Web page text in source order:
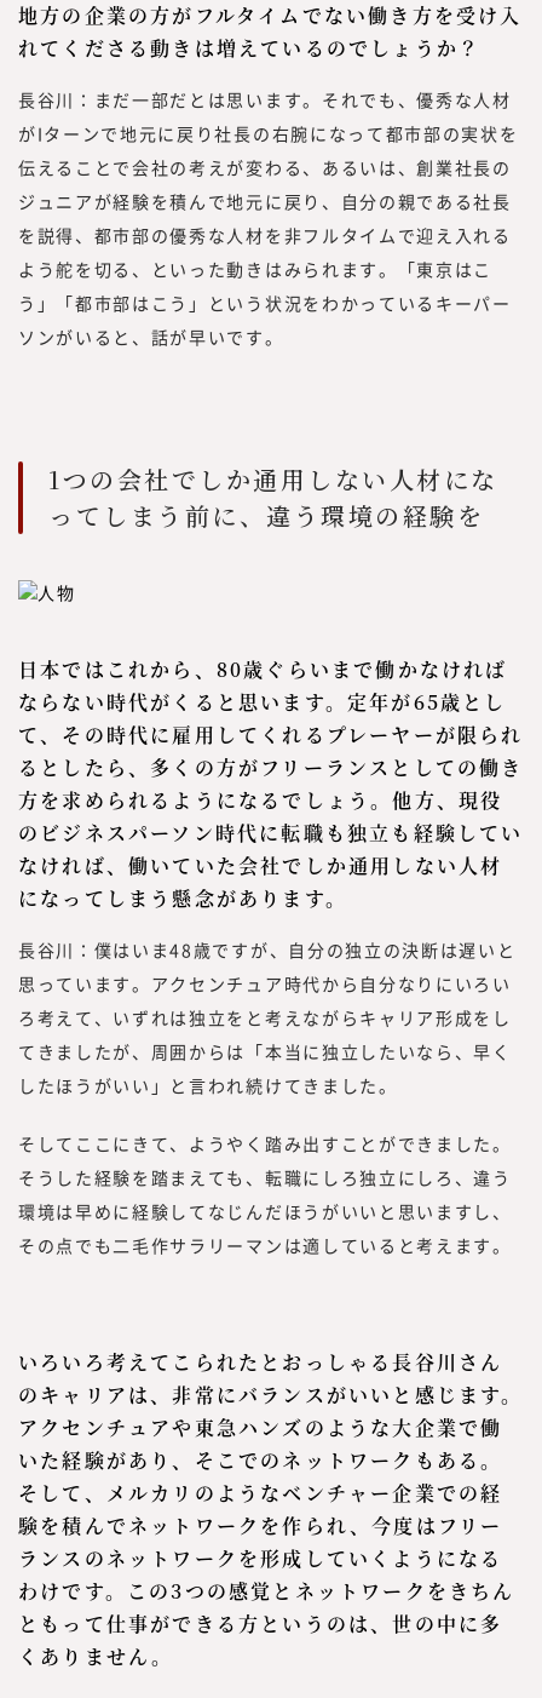
地方の企業の方がフルタイムでない働き方を受け入
れてくださる動きは増えているのでしょうか？
長谷川：まだ一部だとは思います。それでも、優秀な人材
がIターンで地元に戻り社長の右腕になって都市部の実状を
伝えることで会社の考えが変わる、あるいは、創業社長の
ジュニアが経験を積んで地元に戻り、自分の親である社長
を説得、都市部の優秀な人材を非フルタイムで迎え入れる
よう舵を切る、といった動きはみられます。「東京はこ
う」「都市部はこう」という状況をわかっているキーパー
ソンがいると、話が早いです。
1つの会社でしか通用しない人材にな
ってしまう前に、違う環境の経験を
日本ではこれから、80歳ぐらいまで働かなければ
ならない時代がくると思います。定年が65歳とし
て、その時代に雇用してくれるプレーヤーが限られ
るとしたら、多くの方がフリーランスとしての働き
方を求められるようになるでしょう。他方、現役
のビジネスパーソン時代に転職も独立も経験してい
なければ、働いていた会社でしか通用しない人材
になってしまう懸念があります。
長谷川：僕はいま48歳ですが、自分の独立の決断は遅いと
思っています。アクセンチュア時代から自分なりにいろい
ろ考えて、いずれは独立をと考えながらキャリア形成をし
てきましたが、周囲からは「本当に独立したいなら、早く
したほうがいい」と言われ続けてきました。
そしてここにきて、ようやく踏み出すことができました。
そうした経験を踏まえても、転職にしろ独立にしろ、違う
環境は早めに経験してなじんだほうがいいと思いますし、
その点でも二毛作サラリーマンは適していると考えます。
いろいろ考えてこられたとおっしゃる長谷川さん
のキャリアは、非常にバランスがいいと感じます。
アクセンチュアや東急ハンズのような大企業で働
いた経験があり、そこでのネットワークもある。
そして、メルカリのようなベンチャー企業での経
験を積んでネットワークを作られ、今度はフリー
ランスのネットワークを形成していくようになる
わけです。この3つの感覚とネットワークをきちん
ともって仕事ができる方というのは、世の中に多
くありません。